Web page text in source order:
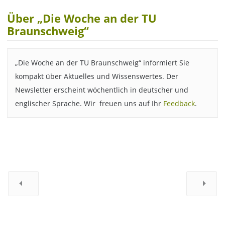
Über „Die Woche an der TU
Braunschweig“
„Die Woche an der TU Braunschweig“ informiert Sie
kompakt über Aktuelles und Wissenswertes. Der
Newsletter erscheint wöchentlich in deutscher und
englischer Sprache. Wir freuen uns auf Ihr Feedback.